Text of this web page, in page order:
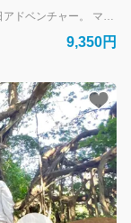
奄美の大自然をまるごと体感できる、人気No.1の半日アドベンチャー。 マングローブ原生林をカヌーで進み、巨大なモダマの森を歩き、秘境の滝で癒される——。 ひとつのツアーで「森・川・滝」をすべて巡りたいなら、このコース！ ツアー前には、ガイドがカヌーの漕ぎ方を丁寧にレクチャー。 初めての方やお子さま連れでも安心してご参加いただけます。 🌊 満潮時には、カヌーは静かな水面をすべり、マングローブのトンネルをすり抜けて進みます。 頭上に広がる枝葉のアーチから木漏れ日が差し込み、まるで森が呼吸しているかのよう。 潮と風のリズムに身をゆだねながら、奄美の“生きた森”を体で感じられます。 🐚 干潮の時間には、カヌーを降りて干潟の世界へ。 忙しくハサミを振るカニや跳ねるハゼ、小さなエビたちを観察しながら、普段は見られないマングローブの根元を間近で感じられます。 生き物たちの鼓動とともに、干潟の時間をゆっくり味わえます。
9,350円